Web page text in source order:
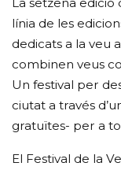
La setzena edició
línia de les
dedicats a la veu
combinen veus
Un festival per
ciutat a través
gratuïtes- per a
El Festival de la